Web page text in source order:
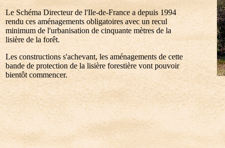
Le Schéma Directeur de l'Ile-de-France a depuis 1994
rendu ces aménagements obligatoires avec un recul
minimum de l'urbanisation de cinquante mètres de la
lisière de la forêt.
Les constructions s'achevant, les aménagements de cette
bande de protection de la lisière forestière vont pouvoir
bientôt commencer.